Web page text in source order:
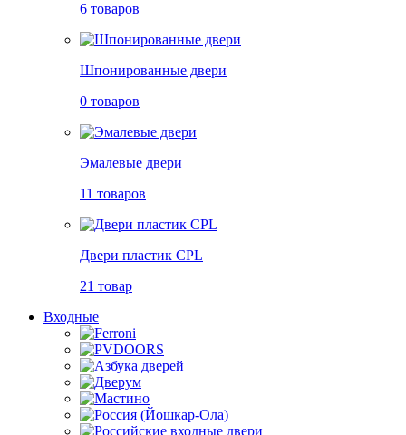
6 товаров
Шпонированные двери
0 товаров
Эмалевые двери
11 товаров
Двери пластик CPL
21 товар
Входные